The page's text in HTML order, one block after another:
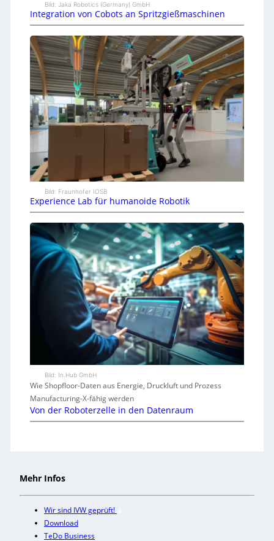
Bild: Jaka Robotics (Germany) GmbH
Integration von Cobots an Spritzgießmaschinen
Bild: Fraunhofer IOSB
Experience Lab für humanoide Robotik
Bild: In.Hub GmbH
Wie Shopfloor-Daten aus Energie, Druckluft und Prozess
Manufacturing-X-fähig werden
Von der Roboterzelle in den Datenraum
Mehr Infos
Wir sind IVW geprüft!
Download
TeDo Business